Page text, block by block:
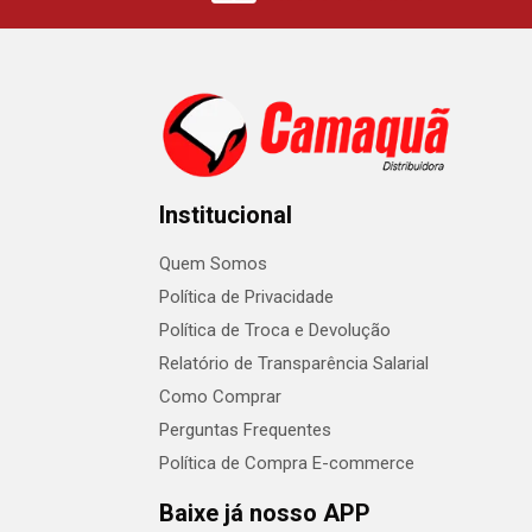
Institucional
Quem Somos
Política de Privacidade
Política de Troca e Devolução
Relatório de Transparência Salarial
Como Comprar
Perguntas Frequentes
Política de Compra E-commerce
Baixe já nosso APP